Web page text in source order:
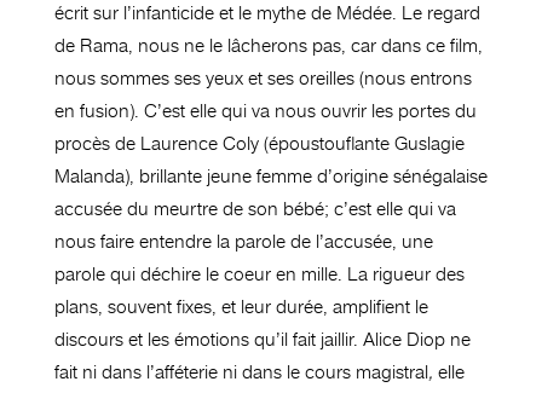
écrit sur l’infanticide et le mythe de Médée. Le regard
de Rama, nous ne le lâcherons pas, car dans ce film,
nous sommes ses yeux et ses oreilles (nous entrons
en fusion). C’est elle qui va nous ouvrir les portes du
procès de Laurence Coly (époustouflante Guslagie
Malanda), brillante jeune femme d’origine sénégalaise
accusée du meurtre de son bébé; c’est elle qui va
nous faire entendre la parole de l’accusée, une
parole qui déchire le coeur en mille. La rigueur des
plans, souvent fixes, et leur durée, amplifient le
discours et les émotions qu’il fait jaillir. Alice Diop ne
fait ni dans l’afféterie ni dans le cours magistral, elle